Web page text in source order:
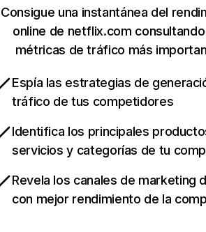
Consigue una instantánea del
online de netflix.com
métricas de tráfico más
Espía las estrategias de
tráfico de tus competidores
Identifica los principales
servicios y categorías de tu
Revela los canales de marketing
con mejor rendimiento de la